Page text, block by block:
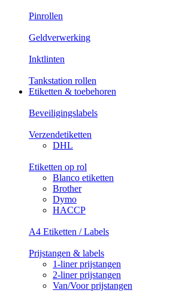
Pinrollen
Geldverwerking
Inktlinten
Tankstation rollen
Etiketten & toebehoren
Beveiligingslabels
Verzendetiketten
DHL
Etiketten op rol
Blanco etiketten
Brother
Dymo
HACCP
A4 Etiketten / Labels
Prijstangen & labels
1-liner prijstangen
2-liner prijstangen
Van/Voor prijstangen